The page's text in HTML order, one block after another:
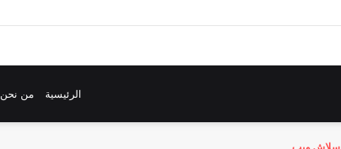
الرئيسية من نحن
سلاش ويب